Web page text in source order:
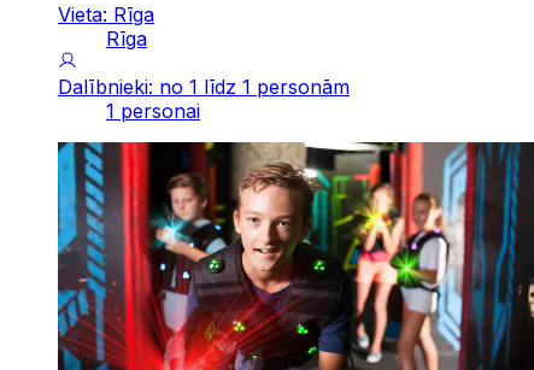
Vieta: Rīga
Rīga
Dalībnieki: no 1 līdz 1 personām
1 personai